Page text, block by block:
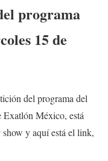
programa
15de
del programa del
Exatlón México, está
y aquí está el link,